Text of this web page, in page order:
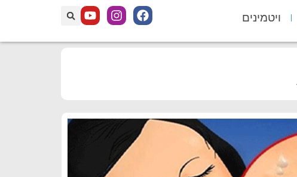
ויטמינים